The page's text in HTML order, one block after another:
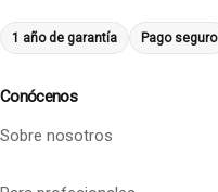
1 año de garantía Pago seguro
Conócenos
Sobre nosotros